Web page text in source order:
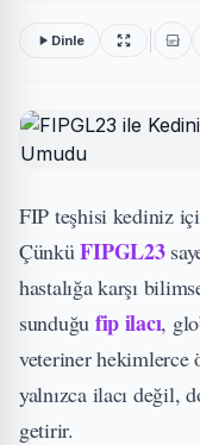
Dinle
FIP teşhisi kediniz
ÇünküFIPGL23
hastalığa karşı
sunduğu fip ilacı,
veteriner hekimlerce
yalnızca ilacı değil,
getirir.